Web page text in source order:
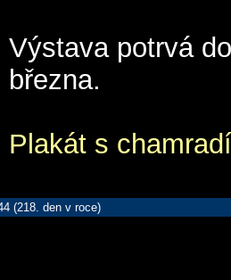
Výstava potrvá
března.
Plakát s chamradí
(218. den v roce)